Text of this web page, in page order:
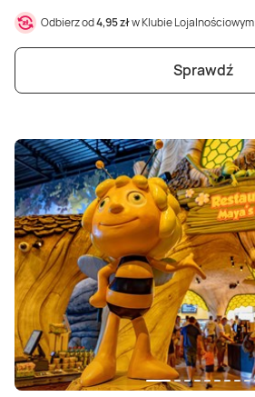
Odbierz od4,95 złw Klubie Lojalnościowym
Sprawdź